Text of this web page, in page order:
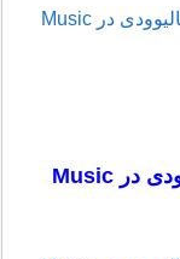
پوشش های مختلف هنرمندان هالیوودی در Music